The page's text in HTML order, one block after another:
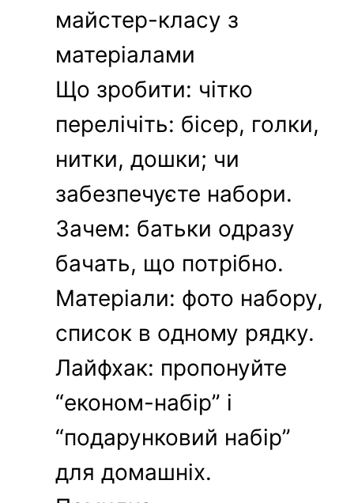
майстер-класу з
матеріалами
Що зробити: чітко
перелічіть: бісер, голки,
нитки, дошки; чи
забезпечуєте набори.
Зачем: батьки одразу
бачать, що потрібно.
Матеріали: фото набору,
список в одному рядку.
Лайфхак: пропонуйте
“економ-набір” і
“подарунковий набір”
для домашніх.